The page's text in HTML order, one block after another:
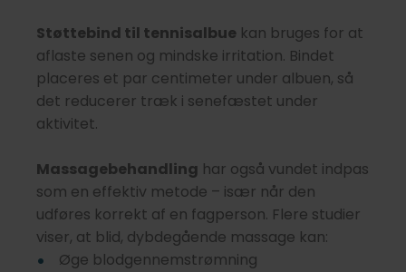
Støttebind til tennisalbue kan bruges for at
aflaste senen og mindske irritation. Bindet
placeres et par centimeter under albuen, så
det reducerer træk i senefæstet under
aktivitet.
Massagebehandling har også vundet indpas
som en effektiv metode – især når den
udføres korrekt af en fagperson. Flere studier
viser, at blid, dybdegående massage kan:
Øge blodgennemstrømning